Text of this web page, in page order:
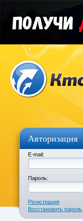
Авторизация
E-mail:
Пароль:
Регистрация
Восстановить пароль